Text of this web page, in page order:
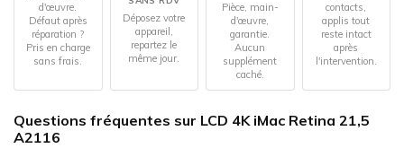
d'œuvre.
Défaut après
réparation ?
Pris en charge
sans frais.
Déposez votre
appareil,
repartez le
même jour.
Pièce, main-
d'œuvre,
garantie.
Aucun
supplément
caché.
contacts,
applis tout
reste intact
après
l'intervention.
Questions fréquentes sur LCD 4K iMac Retina 21,5
A2116